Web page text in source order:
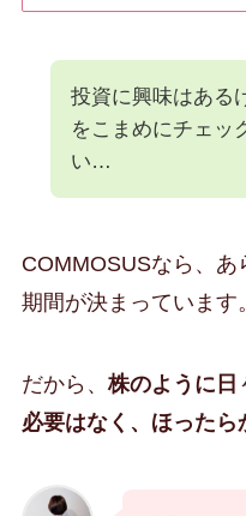
投資に興味はある
をこまめにチェッ
い…
COMMOSUSなら、あ
期間が決まっています。
だから、株のように日
必要はなく、ほったら